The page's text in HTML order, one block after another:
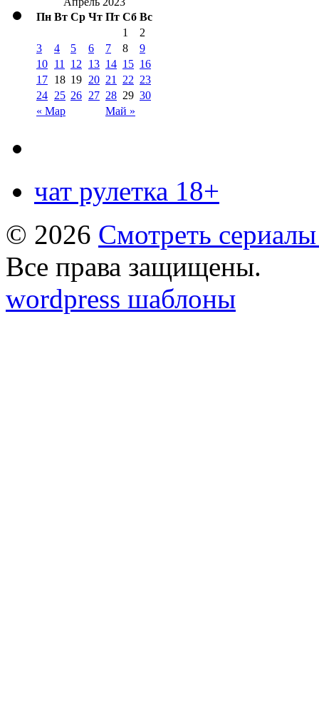
Пн Вт Ср Чт Пт Сб Вс
« Мар Май »
1
2
3
4 5 6 7 8
9
10 11 12 13 14 15 16
17 18 19 20 21 22 23
24 25 26 27 28 29 30
чат рулетка 18+
© 2026 Смотреть
Все права защищены.
wordpress шаблоны